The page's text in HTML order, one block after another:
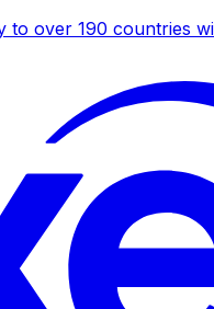
to over 190 countries